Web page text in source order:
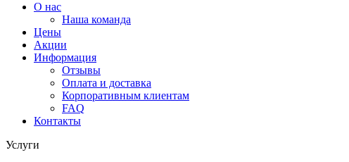
О нас
Наша команда
Цены
Акции
Информация
Отзывы
Оплата и доставка
Корпоративным клиентам
FAQ
Контакты
Услуги